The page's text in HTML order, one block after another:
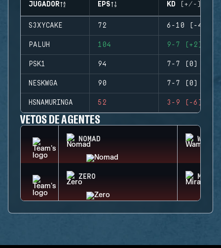
JUGADOR EPS KD (+/-)
S3XYCAKE 72 6-10 (-4)
PALUH 104 9-7 (+2)
PSK1 94 7-7 (0)
NESKWGA 90 7-7 (0)
HSNAMURINGA 52 3-9 (-6)
VETOS DE AGENTES
NOMAD WAMAI
ZERO MIRA